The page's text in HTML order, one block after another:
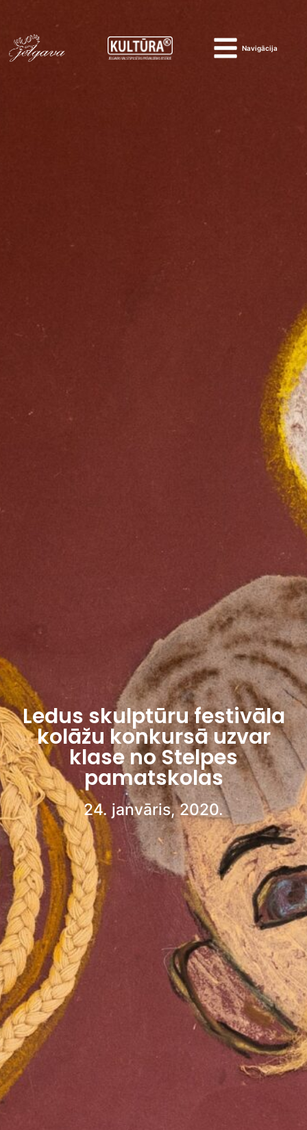
Navigācija
Ledus skulptūru festivāla
kolāžu konkursā uzvar
klase no Stelpes
pamatskolas
24. janvāris, 2020.